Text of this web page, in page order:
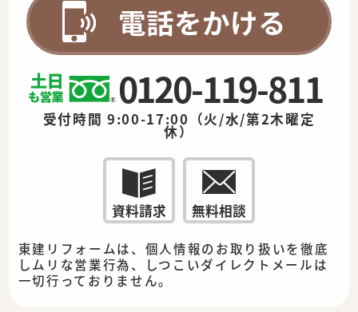
電話をかける
0120-119-811
受付時間 9:00-17:00（火/水/第2木曜定
休）
資料請求 無料相談
東建リフォームは、個人情報のお取り扱いを徹底
しムリな営業行為、しつこいダイレクトメールは
一切行っておりません。